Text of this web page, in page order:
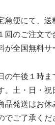
便にて、送
回のご注文で
が全国無料サ
午後１時ま
。土・日・祝
品発送はお休
ご了承くだ